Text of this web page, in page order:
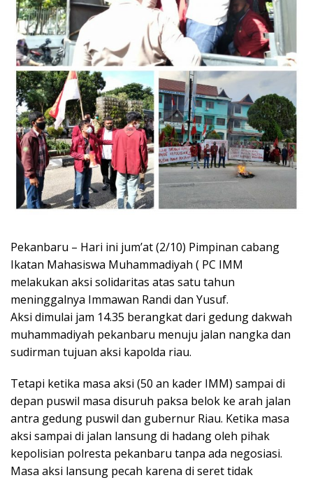
Pekanbaru – Hari ini jum’at (2/10) Pimpinan cabang
Ikatan Mahasiswa Muhammadiyah ( PC IMM
melakukan aksi solidaritas atas satu tahun
meninggalnya Immawan Randi dan Yusuf.
Aksi dimulai jam 14.35 berangkat dari gedung dakwah
muhammadiyah pekanbaru menuju jalan nangka dan
sudirman tujuan aksi kapolda riau.
Tetapi ketika masa aksi (50 an kader IMM) sampai di
depan puswil masa disuruh paksa belok ke arah jalan
antra gedung puswil dan gubernur Riau. Ketika masa
aksi sampai di jalan lansung di hadang oleh pihak
kepolisian polresta pekanbaru tanpa ada negosiasi.
Masa aksi lansung pecah karena di seret tidak